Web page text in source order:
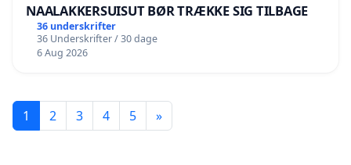
NAALAKKERSUISUT BØR TRÆKKE SIG TILBAGE
36 underskrifter
36 Underskrifter / 30 dage
6 Aug 2026
1 2 3 4 5 »